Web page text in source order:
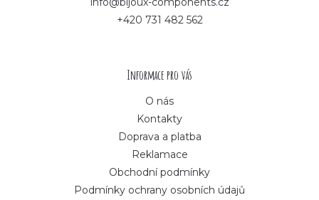
+420 731 482 562
Informace pro vás
O nás
Kontakty
Doprava a platba
Reklamace
Obchodní podmínky
Podmínky ochrany osobních údajů